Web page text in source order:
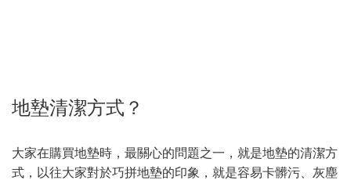
地墊清潔方式？
大家在購買地墊時，最關心的問題之一，就是地墊的清潔方
式，以往大家對於巧拼地墊的印象，就是容易卡髒污、灰塵